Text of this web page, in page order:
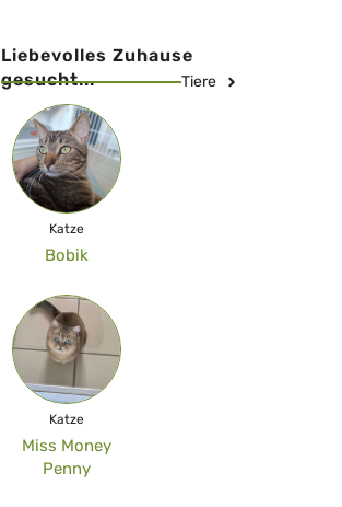
Liebevolles Zuhause
gesucht...
Tiere
Katze
Bobik
Katze
Miss Money
Penny